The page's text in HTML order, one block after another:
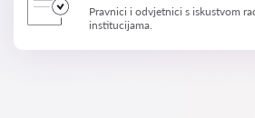
Pravnici i odvjetnici s iskustvom
institucijama.